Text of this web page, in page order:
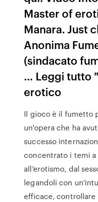
Master of
Manara. Just
Anonima
(sindacato
… Leggi tutto
erotico
Il gioco è il fumetto
un'opera che ha
successo
concentrato i temi
all'erotismo, dal
legandoli con
efficace, controllare